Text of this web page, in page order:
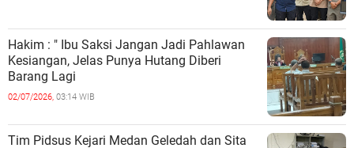
Hakim : " Ibu Saksi Jangan Jadi Pahlawan
Kesiangan, Jelas Punya Hutang Diberi
Barang Lagi
02/07/2026, 03:14 WIB
Tim Pidsus Kejari Medan Geledah dan Sita